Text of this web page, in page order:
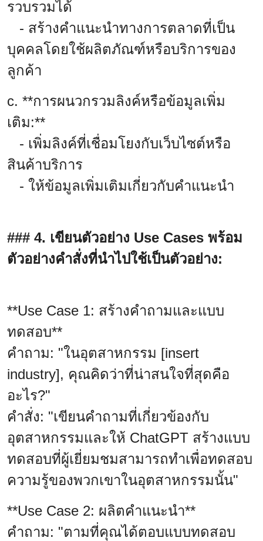
รวบรวมได้
- สร้างคำแนะนำทางการตลาดที่เป็น
บุคคลโดยใช้ผลิตภัณฑ์หรือบริการของ
ลูกค้า
c. **การผนวกรวมลิงค์หรือข้อมูลเพิ่ม
เติม:**
- เพิ่มลิงค์ที่เชื่อมโยงกับเว็บไซต์หรือ
สินค้าบริการ
- ให้ข้อมูลเพิ่มเติมเกี่ยวกับคำแนะนำ
### 4. เขียนตัวอย่าง Use Cases พร้อม
ตัวอย่างคำสั่งที่นำไปใช้เป็นตัวอย่าง:
**Use Case 1: สร้างคำถามและแบบ
ทดสอบ**
คำถาม: "ในอุตสาหกรรม [insert
industry], คุณคิดว่าที่น่าสนใจที่สุดคือ
อะไร?"
คำสั่ง: "เขียนคำถามที่เกี่ยวข้องกับ
อุตสาหกรรมและให้ ChatGPT สร้างแบบ
ทดสอบที่ผู้เยี่ยมชมสามารถทำเพื่อทดสอบ
ความรู้ของพวกเขาในอุตสาหกรรมนั้น"
**Use Case 2: ผลิตคำแนะนำ**
คำถาม: "ตามที่คุณได้ตอบแบบทดสอบ